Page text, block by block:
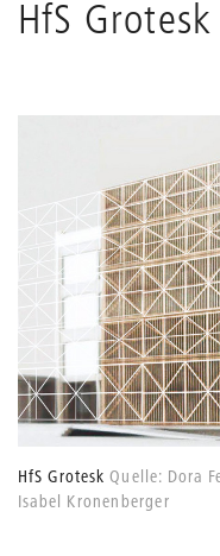
auf
HfS Grotesk
HfS Grotesk Quelle: Dora
Isabel Kronenberger